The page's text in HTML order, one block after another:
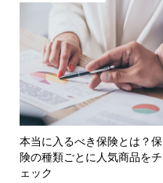
本当に入るべき保険とは？保
険の種類ごとに人気商品をチ
ェック